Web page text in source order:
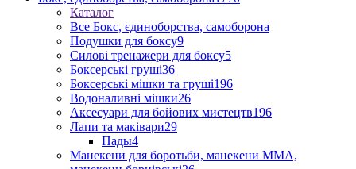
Каталог
Все Бокс, єдиноборства, самоборона
Подушки для боксу9
Силові тренажери для боксу5
Боксерські груші36
Боксерські мішки та груші196
Водоналивні мішки26
Аксесуари для бойових мистецтв196
Лапи та маківари29
Пады4
Манекени для боротьби, манекени ММА,